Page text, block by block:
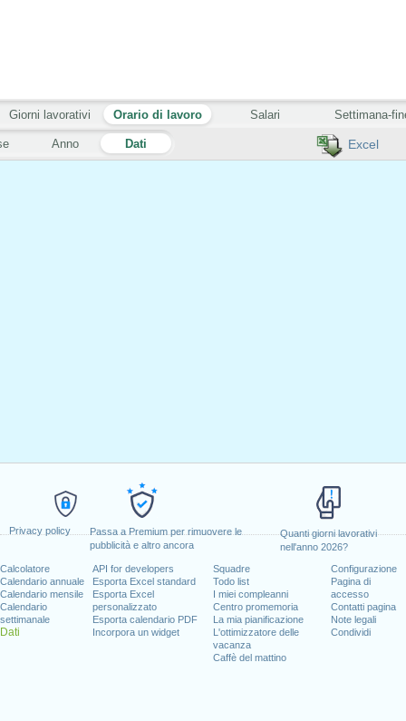
Privacy policy
Passa a Premium per rimuovere le
pubblicità e altro ancora
Quanti giorni lavorativi
nell'anno 2026?
Calcolatore
Calendario annuale
Calendario mensile
Calendario
settimanale
Dati
API for developers
Esporta Excel standard
Esporta Excel
personalizzato
Esporta calendario PDF
Incorpora un widget
Squadre
Todo list
I miei compleanni
Centro promemoria
La mia pianificazione
L'ottimizzatore delle
vacanza
Caffè del mattino
Configurazione
Pagina di
accesso
Contatti pagina
Note legali
Condividi
Excel
Anno Dati
Giorni lavorativi Orario di lavoro Salari Settimana-